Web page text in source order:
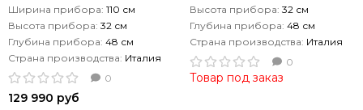
Ширина прибора: 110 см
Высота прибора: 32 см
Глубина прибора: 48 см
Страна производства: Италия
0
129 990 руб
Высота прибора: 32 см
Глубина прибора: 48 см
Страна производства: Италия
0
Товар под заказ